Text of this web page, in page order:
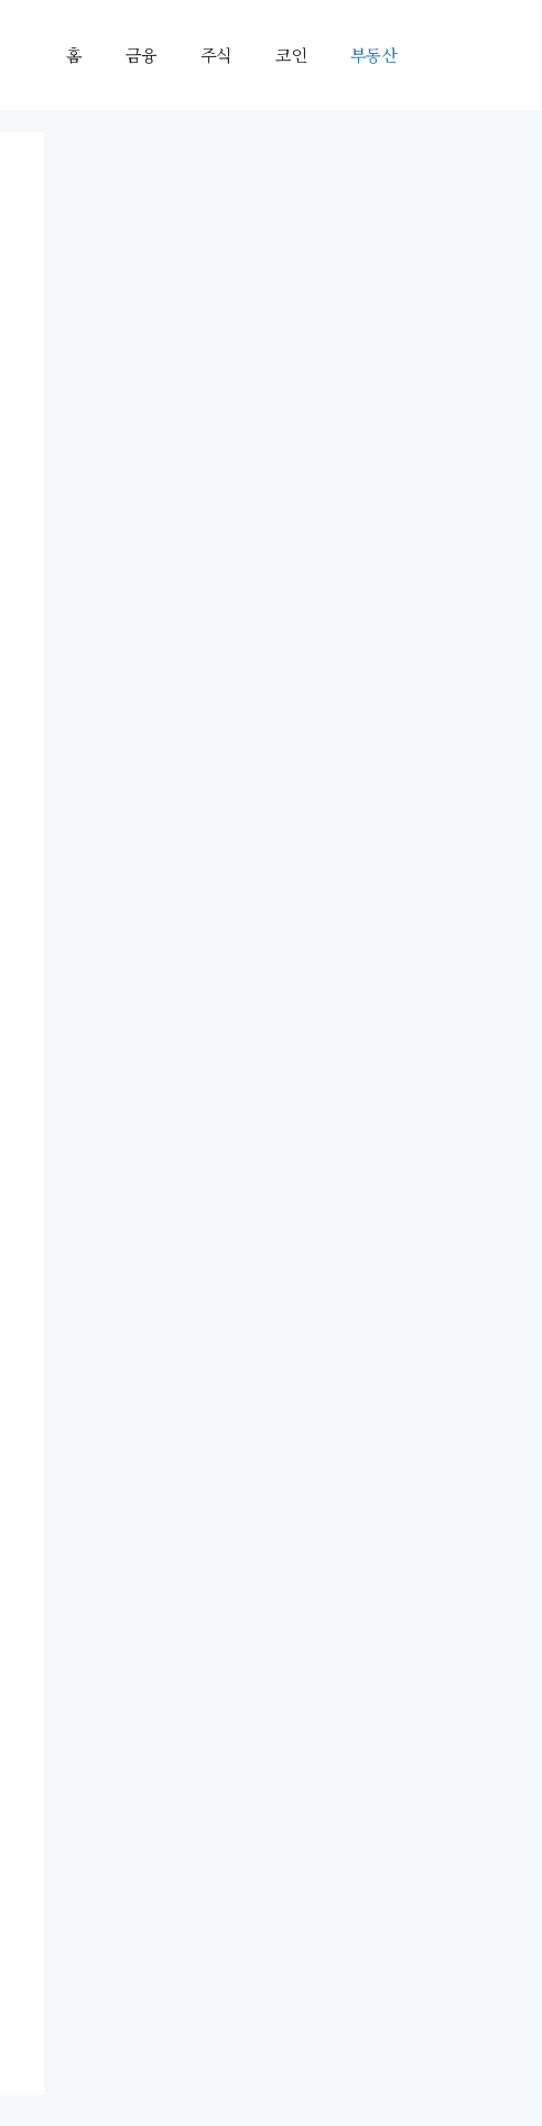
홈 금융 주식 코인 부동산